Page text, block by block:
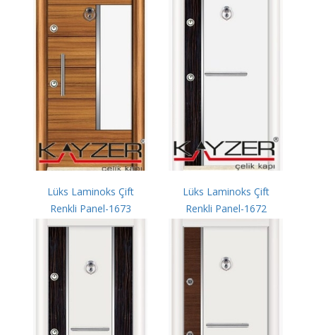
Lüks Laminoks Çift
Renkli Panel-1673
Lüks Laminoks Çift
Renkli Panel-1672